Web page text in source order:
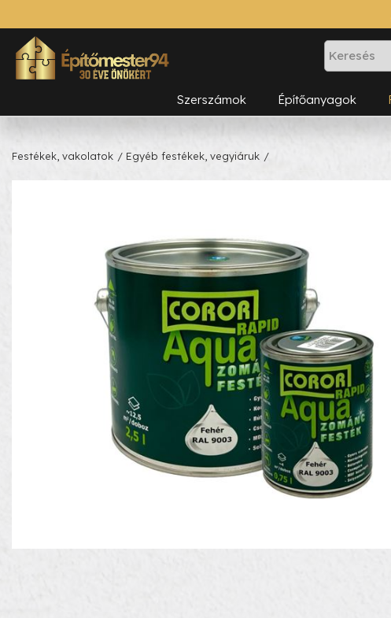
Szerszámok Építőanyagok
Festékek, vakolatok / Egyéb festékek, vegyiáruk /